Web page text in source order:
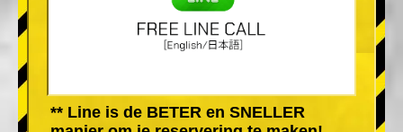
** Line is de BETER en SNELLER